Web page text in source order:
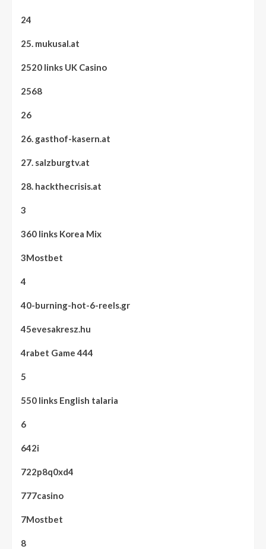
24
25. mukusal.at
2520 links UK Casino
2568
26
26. gasthof-kasern.at
27. salzburgtv.at
28. hackthecrisis.at
3
360 links Korea Mix
3Mostbet
4
40-burning-hot-6-reels.gr
45evesakresz.hu
4rabet Game 444
5
550 links English talaria
6
642i
722p8q0xd4
777casino
7Mostbet
8